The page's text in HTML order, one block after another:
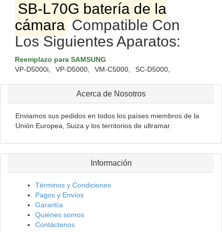
SB-L70G batería de la
cámaraCompatible Con
Los Siguientes Aparatos:
Reemplazo para SAMSUNG
VP-D5000i,
VP-D5000, VM-C5000, SC-D5000,
Acerca de Nosotros
Enviamos sus pedidos en todos los países miembros de la
Unión Europea, Suiza y los territorios de ultramar.
Información
Términos y Condiciones
Pagos y Envíos
Garantía
Quiénes somos
Contáctenos